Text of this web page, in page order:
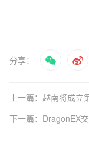
分享：
上一篇：越南将成